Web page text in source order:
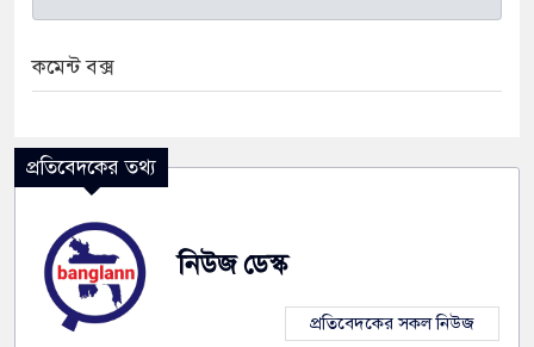
কমেন্ট বক্স
প্রতিবেদকের তথ্য
নিউজ ডেস্ক
প্রতিবেদকের সকল নিউজ